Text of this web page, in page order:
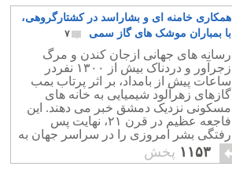
همکاری خامنه ای و بشاراسد در کشتارگروهی،
با بمباران موشک های گاز سمی
۷
رسانه های جهانی ازجان کندن و مرگ
زجرآور و دردناک بیش از ۱۳۰۰ نفردر
ساعات پیش از بامداد، بر اثر پرتاب بمب
گازهای زهرآلود شیمیایی به خانه های
مسکونی نزدیک دمشق خبر می دهند. این
فاجعه عظیم در قرن ۲۱، نهایت پس
رفتگی بشر امروزی را در سراسر جهان به
خوبی نشان می دهد. جنایتی که می بینیم و
از کنارش می گذریم.
۱۱۵۳ پخش